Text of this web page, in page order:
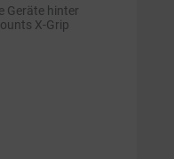
Geräte hinter
X-Grip